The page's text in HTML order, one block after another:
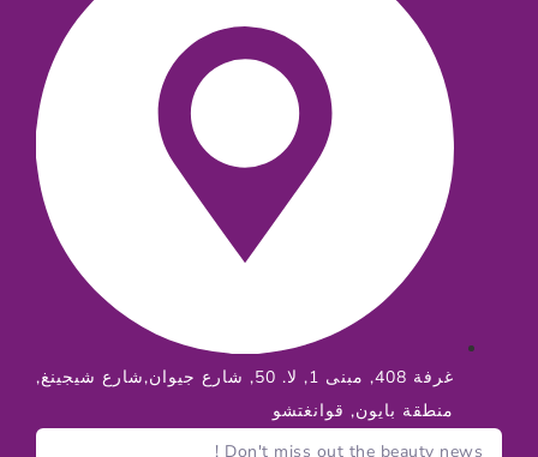
غرفة 408, مبنى 1, لا. 50, شارع جيوان,شارع شيجينغ,
منطقة بايون, قوانغتشو